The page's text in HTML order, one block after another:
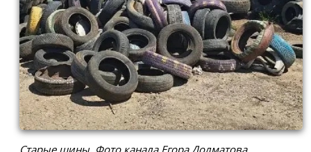
Старые шины. Фото канала Егора Долматова